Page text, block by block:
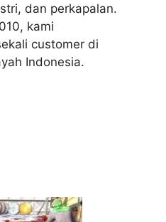
dan perkapalan.
kami
customer di
Indonesia.